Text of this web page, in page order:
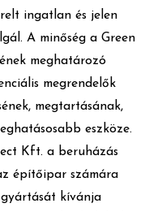
ingatlan és jelen
A minőség a Green
meghatározó
megrendelők
megtartásának,
eszköze.
Kft. a beruházás
építőipar számára
kívánja